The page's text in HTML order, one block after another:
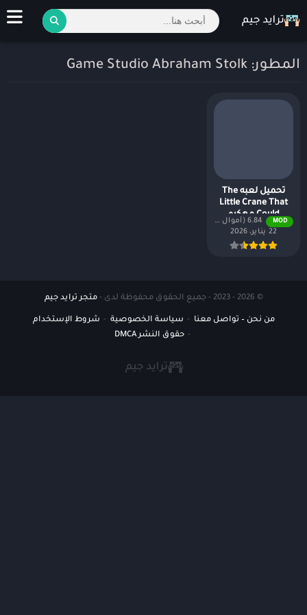
المطور: Game Studio Abraham Stolk
تحميل لعبه The
Little Crane That
Could مهكره
للاندرويد 2026
MOD
6.84 (أموال لا نهائية + جميع المستويات)
22 يناير، 2026
© 2026 - 2023 - جميع الحقوق محفوظة لدى - متجر ترايد جيم
من نحن – تواصل معنا سياسة الخصوصية
شروط الإستخدام
حقوق النشر DMCA